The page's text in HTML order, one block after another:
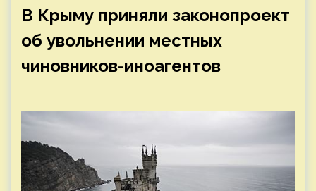
В Крыму приняли законопроект
об увольнении местных
чиновников-иноагентов